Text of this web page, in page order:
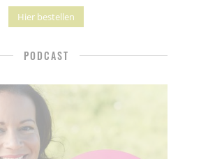
Hier bestellen
PODCAST